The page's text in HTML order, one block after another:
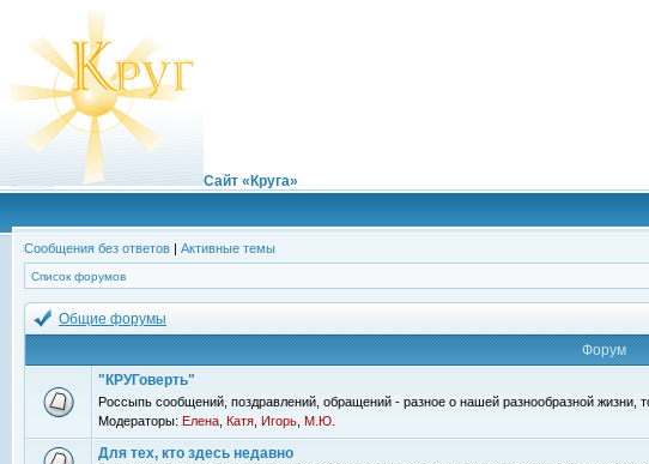
Сайт «Круга»
Сообщения без ответов | Активные темы
Список форумов
Общие форумы
Форум
"КРУГоверть"
Россыпь сообщений, поздравлений, обращений - разное о нашей разнообразной жизни,
Модераторы: Елена Катя Игорь М.Ю.
Для тех, кто здесь недавно